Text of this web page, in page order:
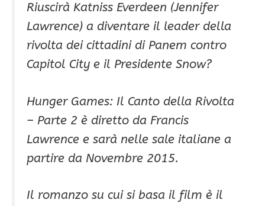
Riuscirà Katniss Everdeen (Jennifer
Lawrence) a diventare il leader della
rivolta dei cittadini di Panem contro
Capitol City e il Presidente Snow?
Hunger Games: Il Canto della Rivolta
– Parte 2 è diretto da Francis
Lawrence e sarà nelle sale italiane a
partire da Novembre 2015.
Il romanzo su cui si basa il film è il